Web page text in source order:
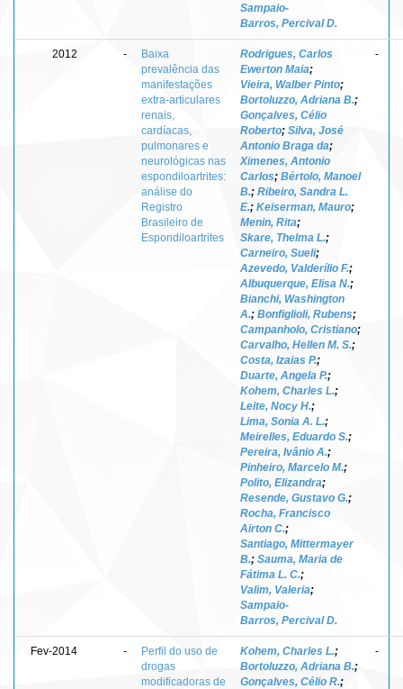
Sampaio-
Barros, Percival D.
2012 -
Baixa
prevalência das
manifestações
extra-articulares
renais,
cardíacas,
pulmonares e
neurológicas nas
espondiloartrites:
análise do
Registro
Brasileiro de
Espondiloartrites
Rodrigues, Carlos
Ewerton Maia;
Vieira, Walber Pinto;
Bortoluzzo, Adriana B.;
Gonçalves, Célio
Roberto; Silva, José
Antonio Braga da;
Ximenes, Antonio
Carlos; Bértolo, Manoel
B.; Ribeiro, Sandra L.
E.; Keiserman, Mauro;
Menin, Rita;
Skare, Thelma L.;
Carneiro, Sueli;
Azevedo, Valderílio F.;
Albuquerque, Elisa N.;
Bianchi, Washington
A.; Bonfiglioli, Rubens;
Campanholo, Cristiano;
Carvalho, Hellen M. S.;
Costa, Izaias P.;
Duarte, Angela P.;
Kohem, Charles L.;
Leite, Nocy H.;
Lima, Sonia A. L.;
Meirelles, Eduardo S.;
Pereira, Ivânio A.;
Pinheiro, Marcelo M.;
Polito, Elizandra;
Resende, Gustavo G.;
Rocha, Francisco
Airton C.;
Santiago, Mittermayer
B.; Sauma, Maria de
Fátima L. C.;
Valim, Valeria;
Sampaio-
Barros, Percival D.
-
Fev-2014 -
Perfil do uso de
drogas
modificadoras de
Kohem, Charles L.;
Bortoluzzo, Adriana B.;
Gonçalves, Célio R.;
-